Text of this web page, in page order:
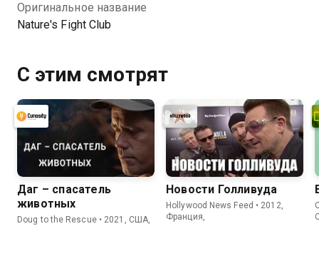
Оригинальное название
Nature's Fight Club
С этим смотрят
Даг – спасатель
животных
Doug to the Rescue • 2021, США,
Новости Голливуда
Hollywood News Feed • 2012,
Франция,